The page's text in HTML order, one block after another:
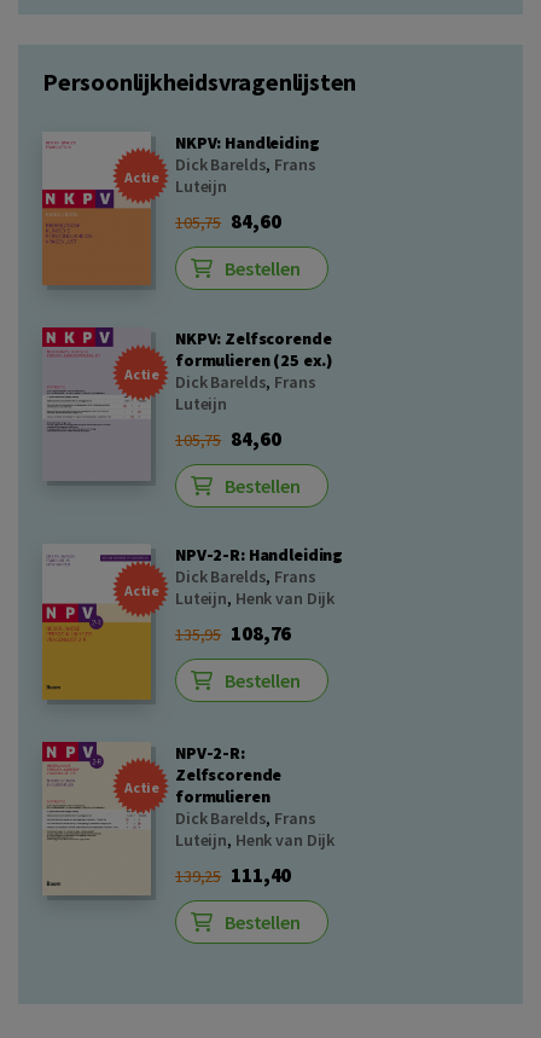
Persoonlijkheidsvragenlijsten
Actie
NKPV: Handleiding
Dick Barelds, Frans
Luteijn
105,75 84,60
Bestellen
Actie
NKPV: Zelfscorende
formulieren (25 ex.)
Dick Barelds, Frans
Luteijn
105,75 84,60
Bestellen
Actie
NPV-2-R: Handleiding
Dick Barelds, Frans
Luteijn, Henk van Dijk
135,95 108,76
Bestellen
Actie
NPV-2-R:
Zelfscorende
formulieren
Dick Barelds, Frans
Luteijn, Henk van Dijk
139,25 111,40
Bestellen